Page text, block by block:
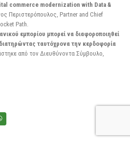
commerce modernization with Data &
Περιστερόπουλος, Partner and Chief
Path.
εμπορίου μπορεί να διαφοροποιηθεί
ταυτόχρονα την κερδοφορία
από τον Διευθύνοντα Σύμβουλο,